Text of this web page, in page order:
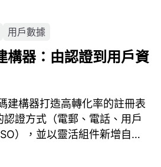
用戶數據
構器：由認證到用戶資
建構器打造高轉化率的註冊表
證方式（電郵、電話、用戶
），並以靈活組件新增自訂